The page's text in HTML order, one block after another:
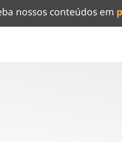
nossos conteúdos em